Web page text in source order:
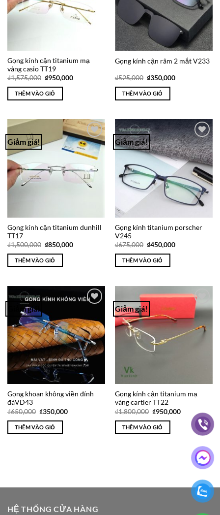
Gọng kính cận titanium mạ
vàng casio TT19
₫1,575,000 Giá
là:
₫1,575,000.
₫950,000Giá
THÊM VÀO GIỎ
Gọng kính cận râm 2 mắt V233
₫525,000 Giá
là:
₫525,000.
₫350,000Giá
THÊM VÀO GIỎ
Giảm giá!
Add to
Wishlist
Gọng kính cận titanium dunhill
TT17
₫1,500,000 Giá
là:
₫1,500,000.
₫850,000Giá
THÊM VÀO GIỎ
Giảm giá!
Add to
Wishlist
Gọng kính titanium porscher
V245
₫675,000 Giá
là:
₫675,000.
₫450,000Giá
THÊM VÀO GIỎ
Giảm giá!
Wishlist
Gọng khoan không viền đính
đáVD43
₫650,000 Giá
là:
₫650,000.
₫350,000Giá
THÊM VÀO GIỎ
Giảm giá!
Add to
Wishlist
Gọng kính cận titanium mạ
vàng cartier TT22
₫1,800,000 Giá
là:
₫1,800,000.
₫950,000Giá
hiện
₫950,000.
THÊM VÀO GIỎ
HỆ THỐNG CỬA HÀNG